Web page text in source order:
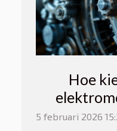
Hoe
5 februari 2026